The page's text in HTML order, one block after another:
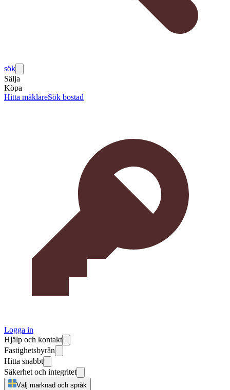
sök
Sälja
Köpa
Hitta mäklareSök bostad
Logga in
Hjälp och kontakt
Fastighetsbyrån
Hitta snabbt
Säkerhet och integritet
Välj marknad och språk